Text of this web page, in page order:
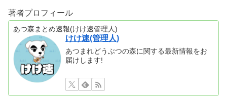
著者プロフィール
あつ森まとめ速報(けけ速管理人)
けけ速(管理人)
あつまれどうぶつの森に関する最新情報をお
届けします!